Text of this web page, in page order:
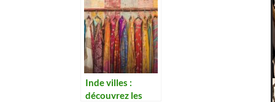
des accès pour
découvrez le
magnifique
village de
Kerascoet
Inde villes :
découvrez les